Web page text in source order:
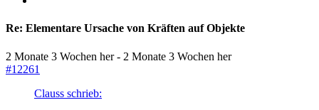
Re: Elementare Ursache von Kräften auf Objekte
2 Monate 3 Wochen her- 2 Monate 3 Wochen her
#12261
Clauss schrieb: